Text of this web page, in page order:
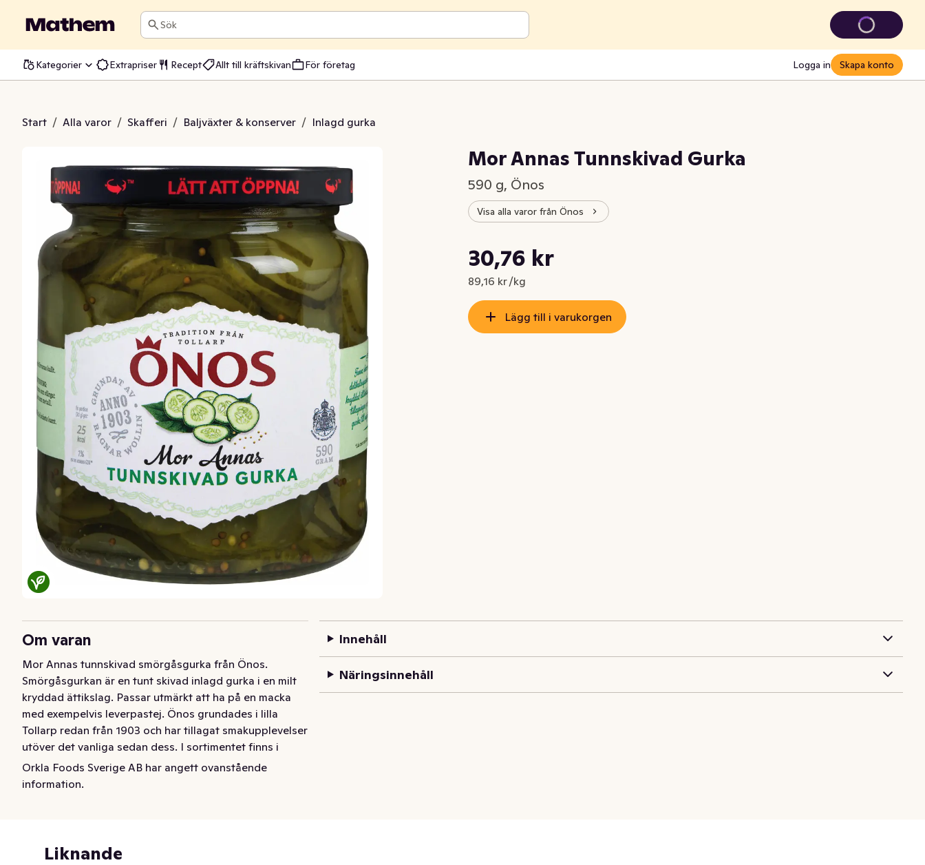
Sök
Kategorier Extrapriser Recept Allt till kräftskivan För företag Logga in Skapa konto
Start / Alla varor / Skafferi / Baljväxter & konserver / Inlagd gurka
Tunnskivad Gurka
Mor Annas Tunnskivad Gurka
590 g, Önos
Visa alla varor från Önos
Nuvarande pris är: 30,76 kr
30,76 kr
89,16 kr /kg
Styckpris: 89,16 kr /kg
Lägg till i varukorgen
Om varan
Mor Annas tunnskivad smörgåsgurka från Önos.
Smörgåsgurkan är en tunt skivad inlagd gurka i en milt
kryddad ättikslag. Passar utmärkt att ha på en macka
med exempelvis leverpastej. Önos grundades i lilla
Tollarp redan från 1903 och har tillagat smakupplevelser
utöver det vanliga sedan dess. I sortimentet finns i
tillägg till sylt, marmelad och saft, också gurka och
rödbetor. För att läsa mer om Önos och deras produkter
kryddad ättikslag. Passar utmärkt att ha på en macka
Orkla Foods Sverige AB har angett ovanstående
information.
Innehåll
Näringsinnehåll
Liknande